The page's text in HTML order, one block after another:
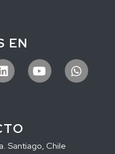
EN
Santiago, Chile